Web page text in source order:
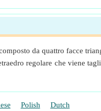
da quattro facce
regolare che viene
Polish Dutch